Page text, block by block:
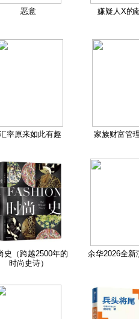
恶意 嫌疑人X的
率原来如此有趣 家族财富管
史（跨越2500年的
时尚史诗）
余华2026全新